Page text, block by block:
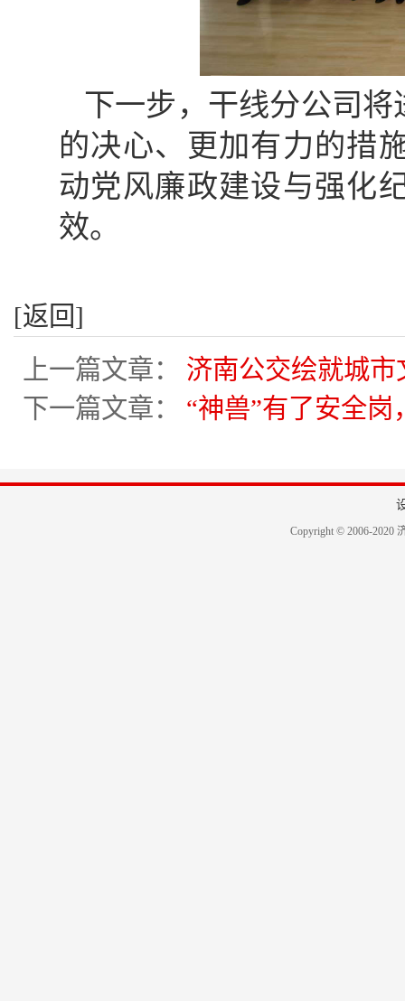
下一步，干线分公司
的决心、更加有力的措
动党风廉政建设与强化
效。
[返回]
上一篇文章： 济南公交绘就城市
下一篇文章： “神兽”有了安全
Copyright © 2006-2020